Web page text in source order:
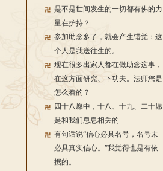
是不是世间发生的一切都有佛的力
量在护持？
参加助念多了，就会产生错觉：这
个人是我送往生的。
现在很多出家人都在做助念这事，
在这方面研究、下功夫。法师您是
怎么看的？
四十八愿中，十八、十九、二十愿
是和我们息息相关的
有句话说“信心必具名号，名号未
必具真实信心。”我觉得也是有依
据的。